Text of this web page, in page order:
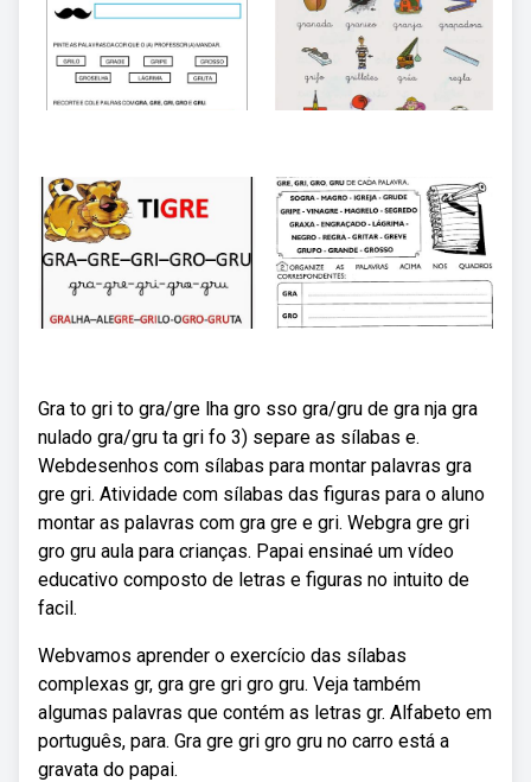
Gra to gri to gra/gre lha gro sso gra/gru de gra nja gra
nulado gra/gru ta gri fo 3) separe as sílabas e.
Webdesenhos com sílabas para montar palavras gra
gre gri. Atividade com sílabas das figuras para o aluno
montar as palavras com gra gre e gri. Webgra gre gri
gro gru aula para crianças. Papai ensinaé um vídeo
educativo composto de letras e figuras no intuito de
facil.
Webvamos aprender o exercício das sílabas
complexas gr, gra gre gri gro gru. Veja também
algumas palavras que contém as letras gr. Alfabeto em
português, para. Gra gre gri gro gru no carro está a
gravata do papai.